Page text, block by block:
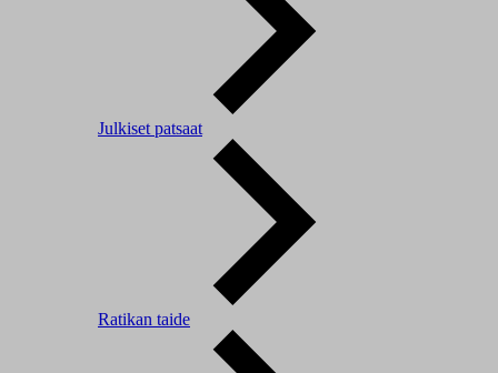
Julkiset patsaat
Ratikan taide